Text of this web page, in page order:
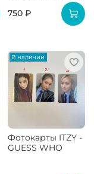
750 ₽
В наличии
Фотокарты ITZY -
GUESS WHO